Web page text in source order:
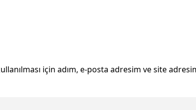
için adım, e-posta adresim ve site